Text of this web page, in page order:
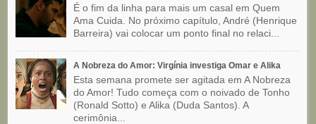
É o fim da linha para mais um casal em Quem
Ama Cuida. No próximo capítulo, André (Henrique
Barreira) vai colocar um ponto final no relaci...
A Nobreza do Amor: Virgínia investiga Omar e Alika
Esta semana promete ser agitada em A Nobreza
do Amor! Tudo começa com o noivado de Tonho
(Ronald Sotto) e Alika (Duda Santos). A
cerimônia...